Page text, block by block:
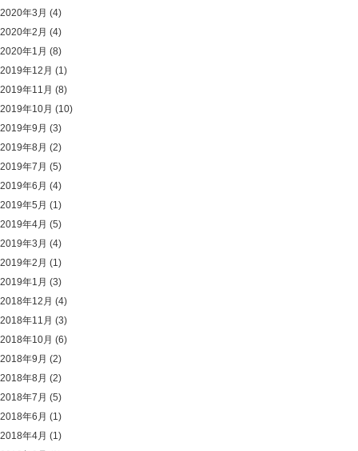
2020年3月 (4)
2020年2月 (4)
2020年1月 (8)
2019年12月 (1)
2019年11月 (8)
2019年10月 (10)
2019年9月 (3)
2019年8月 (2)
2019年7月 (5)
2019年6月 (4)
2019年5月 (1)
2019年4月 (5)
2019年3月 (4)
2019年2月 (1)
2019年1月 (3)
2018年12月 (4)
2018年11月 (3)
2018年10月 (6)
2018年9月 (2)
2018年8月 (2)
2018年7月 (5)
2018年6月 (1)
2018年4月 (1)